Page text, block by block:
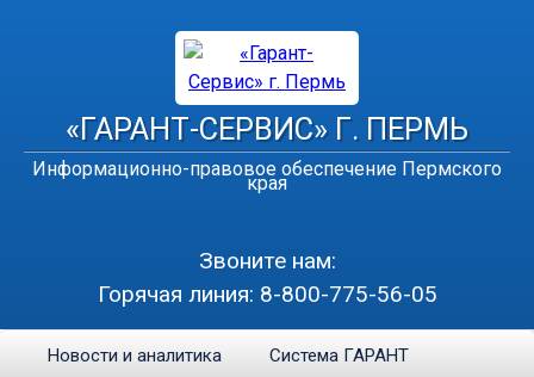
«ГАРАНТ-СЕРВИС» Г. ПЕРМЬ
Информационно-правовое обеспечение Пермского
края
Звоните нам:
Горячая линия: 8-800-775-56-05
Новости и аналитика Система ГАРАНТ